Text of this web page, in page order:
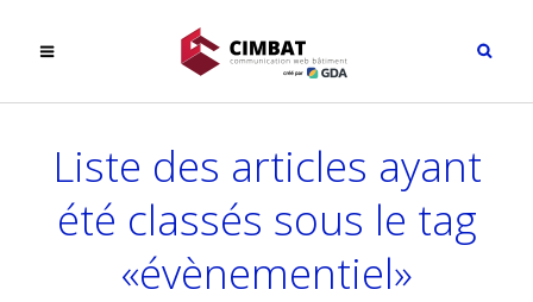
Liste des articles ayant
été classés sous le tag
«évènementiel»